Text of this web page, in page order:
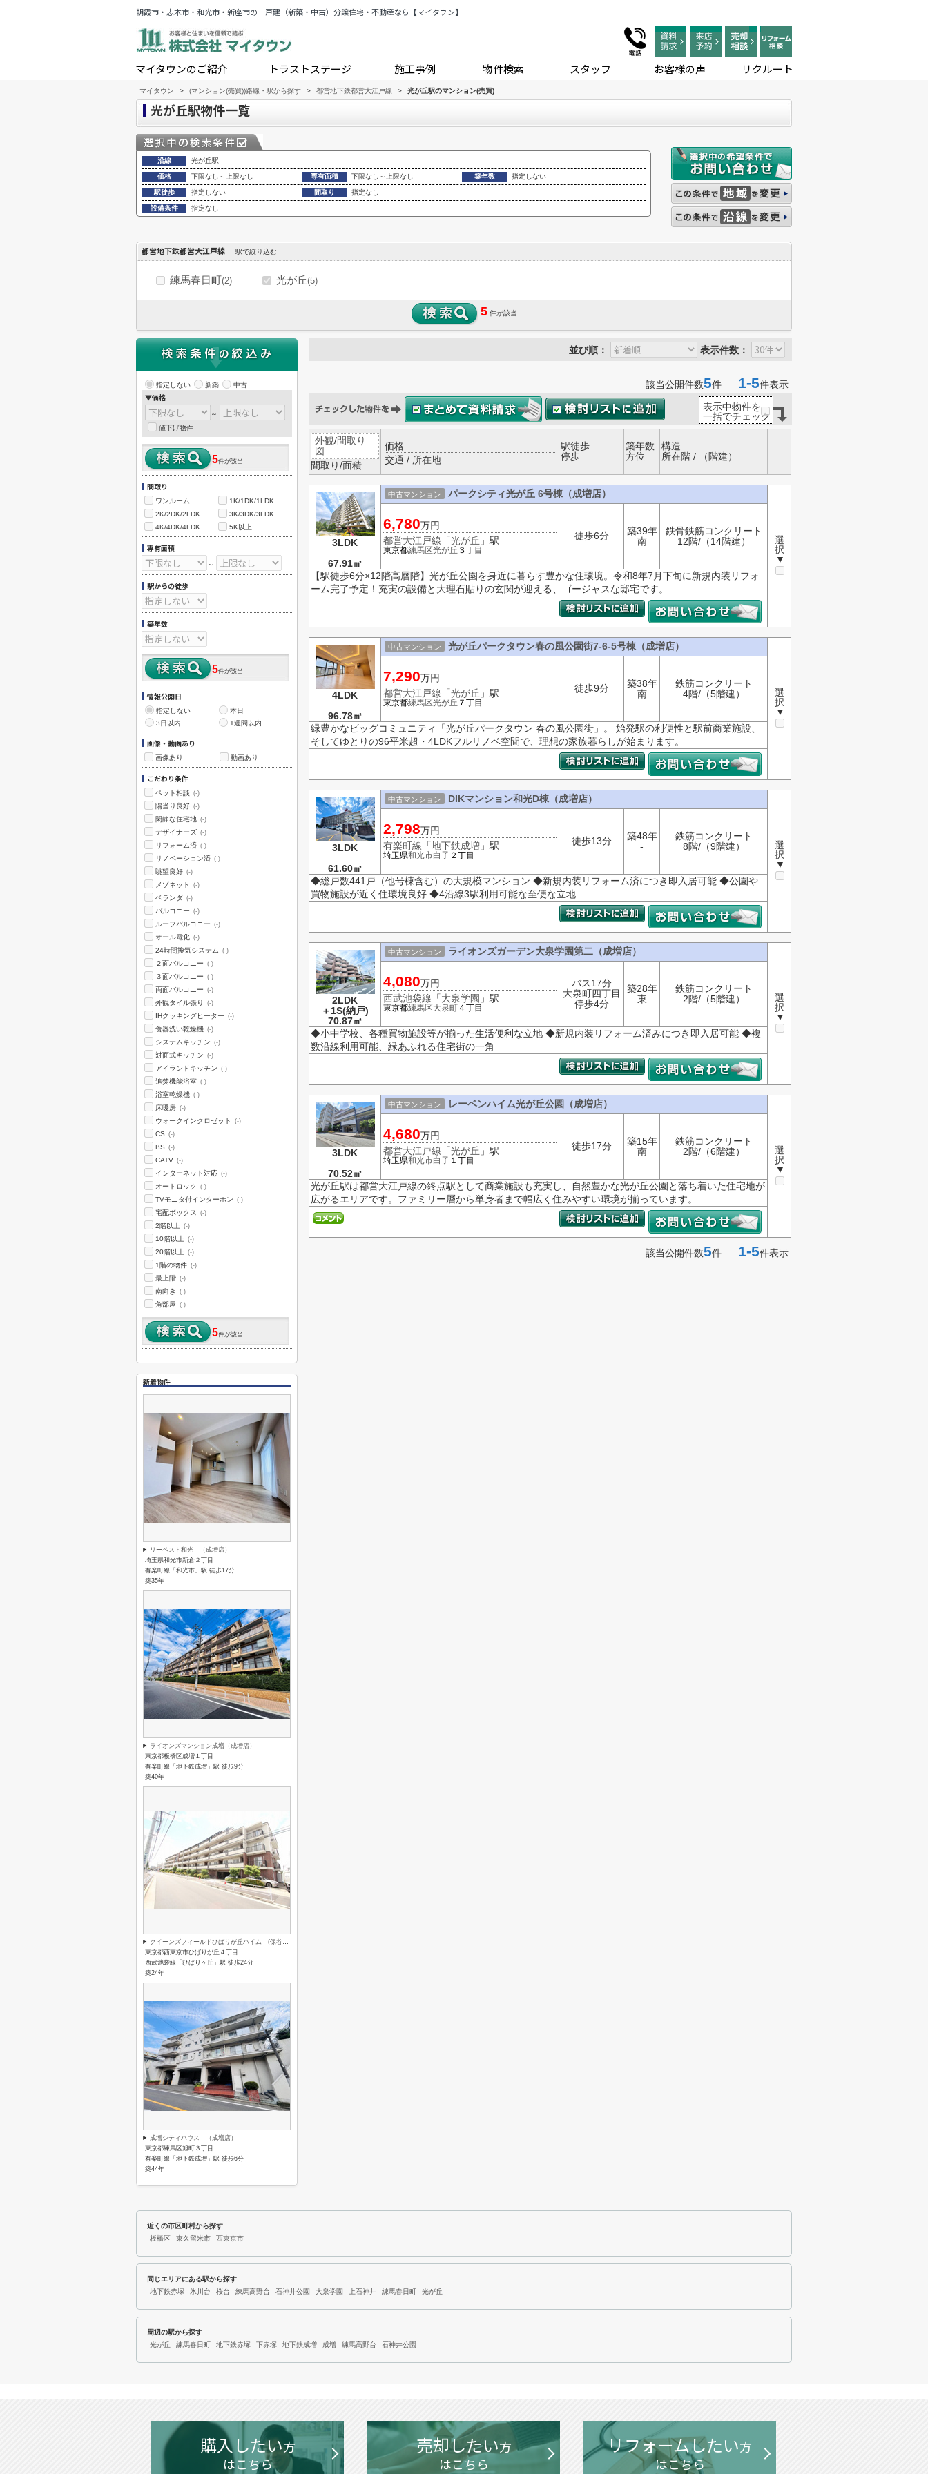
朝霞市・志木市・和光市・新座市の一戸建（新築・中古）分譲住宅・不動産なら【マイタウン】
マイタウンのご紹介 トラストステージ 施工事例 物件検索 スタッフ お客様の声 リクルート
マイタウン > (マンション(売買))路線・駅から探す > 都営地下鉄都営大江戸線 > 光が丘駅のマンション(売買)
光が丘駅物件一覧
沿線 光が丘駅
価格 下限なし～上限なし 専有面積 下限なし～上限なし 築年数 指定しない
駅徒歩 指定しない 間取り 指定なし
設備条件 指定なし
都営地下鉄都営大江戸線 駅で絞り込む
練馬春日町(2) 光が丘(5)
5 件が該当
並び順： 表示件数：
該当公開件数5件 1-5件表示
表示中物件を
一括でチェック
外観/間取り
図
間取り/面積
価格
交通 / 所在地
駅徒歩
停歩
築年数
方位
構造
所在階 / （階建）
3LDK
67.91㎡
中古マンション パークシティ光が丘 6号棟（成増店）
選
択
▼
6,780万円
都営大江戸線 「光が丘 」駅
東京都練馬区光が丘 ３丁目
徒歩6分
築39年
南
鉄骨鉄筋コンクリート
12階/（14階建）
【駅徒歩6分×12階高層階】光が丘公園を身近に暮らす豊かな住環境。令和8年7月下旬に新規内装リフォ
ーム完了予定！充実の設備と大理石貼りの玄関が迎える、ゴージャスな邸宅です。
4LDK
96.78㎡
中古マンション 光が丘パークタウン春の風公園街7-6-5号棟（成増店）
選
択
▼
7,290万円
都営大江戸線 「光が丘 」駅
東京都練馬区光が丘 ７丁目
徒歩9分
築38年
南
鉄筋コンクリート
4階/（5階建）
緑豊かなビッグコミュニティ「光が丘パークタウン 春の風公園街」。 始発駅の利便性と駅前商業施設、
そしてゆとりの96平米超・4LDKフルリノベ空間で、理想の家族暮らしが始まります。
3LDK
61.60㎡
中古マンション DIKマンション和光D棟（成増店）
選
択
▼
2,798万円
有楽町線 「地下鉄成増 」駅
埼玉県和光市白子 ２丁目
徒歩13分
築48年
-
鉄筋コンクリート
8階/（9階建）
◆総戸数441戸（他号棟含む）の大規模マンション ◆新規内装リフォーム済につき即入居可能 ◆公園や
買物施設が近く住環境良好 ◆4沿線3駅利用可能な至便な立地
2LDK
＋1S(納戸)
70.87㎡
中古マンション ライオンズガーデン大泉学園第二（成増店）
選
択
▼
4,080万円
西武池袋線 「大泉学園 」駅
東京都練馬区大泉町４丁目
バス17分
大泉町四丁目
停歩4分
築28年
東
鉄筋コンクリート
2階/（5階建）
◆小中学校、各種買物施設等が揃った生活便利な立地 ◆新規内装リフォーム済みにつき即入居可能 ◆複
数沿線利用可能、緑あふれる住宅街の一角
3LDK
70.52㎡
中古マンション レーベンハイム光が丘公園（成増店）
選
択
▼
4,680万円
都営大江戸線 「光が丘 」駅
埼玉県和光市白子 １丁目
徒歩17分
築15年
南
鉄筋コンクリート
2階/（6階建）
光が丘駅は都営大江戸線の終点駅として商業施設も充実し、自然豊かな光が丘公園と落ち着いた住宅地が
広がるエリアです。ファミリー層から単身者まで幅広く住みやすい環境が揃っています。
該当公開件数5件 1-5件表示
指定しない 新築 中古
▼価格
～
値下げ物件
5件が該当
間取り
ワンルーム
1K/1DK/1LDK
2K/2DK/2LDK
3K/3DK/3LDK
4K/4DK/4LDK
5K以上
専有面積
～
駅からの徒歩
築年数
5件が該当
情報公開日
指定しない
本日
3日以内
1週間以内
画像・動画あり
画像あり 動画あり
こだわり条件
ペット相談 (-)
陽当り良好 (-)
閑静な住宅地 (-)
デザイナーズ (-)
リフォーム済 (-)
リノベーション済 (-)
眺望良好 (-)
メゾネット (-)
ベランダ (-)
バルコニー (-)
ルーフバルコニー (-)
オール電化 (-)
24時間換気システム (-)
２面バルコニー (-)
３面バルコニー (-)
両面バルコニー (-)
外観タイル張り (-)
IHクッキングヒーター (-)
食器洗い乾燥機 (-)
システムキッチン (-)
対面式キッチン (-)
アイランドキッチン (-)
追焚機能浴室 (-)
浴室乾燥機 (-)
床暖房 (-)
ウォークインクロゼット (-)
CS (-)
BS (-)
CATV (-)
インターネット対応 (-)
オートロック (-)
TVモニタ付インターホン (-)
宅配ボックス (-)
2階以上 (-)
10階以上 (-)
20階以上 (-)
1階の物件 (-)
最上階 (-)
南向き (-)
角部屋 (-)
5件が該当
新着物件
リーベスト和光 （成増店）
埼玉県和光市新倉２丁目
有楽町線「和光市」駅 徒歩17分
築35年
ライオンズマンション成増（成増店）
東京都板橋区成増１丁目
有楽町線「地下鉄成増」駅 徒歩9分
築40年
クイーンズフィールドひばりが丘ハイム (保谷店)
東京都西東京市ひばりが丘４丁目
西武池袋線「ひばりヶ丘」駅 徒歩24分
築24年
成増シティハウス （成増店）
東京都練馬区旭町３丁目
有楽町線「地下鉄成増」駅 徒歩6分
築44年
近くの市区町村から探す
板橋区
東久留米市 西東京市
同じエリアにある駅から探す
地下鉄赤塚
氷川台 桜台 練馬高野台 石神井公園 大泉学園 上石神井 練馬春日町 光が丘
周辺の駅から探す
光が丘
練馬春日町 地下鉄赤塚 下赤塚 地下鉄成増 成増 練馬高野台 石神井公園
購入したい方
はこちら
売却したい方
はこちら
リフォームしたい方
はこちら